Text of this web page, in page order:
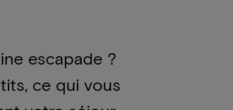
escapade ?
ce qui vous